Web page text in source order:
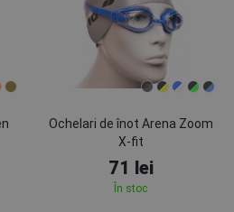
Ochelari de înot Arena Zoom
X-fit
71 lei
În stoc